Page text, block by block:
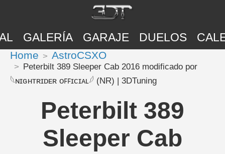
GALERÍA GARAJE DUELOS
Home AstroCSXO
Peterbilt 389 Sleeper Cab 2016 modificado por
𓆩ɴɪɢʜᴛʀɪᴅᴇʀ ᴏꜰꜰɪᴄɪᴀʟ𓆪 (NR) | 3DTuning
Peterbilt 389
Sleeper Cab